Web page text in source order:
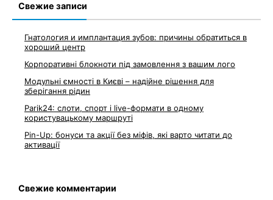
Свежие записи
Гнатология и имплантация зубов: причины обратиться в
хороший центр
Корпоративні блокноти під замовлення з вашим лого
Модульні ємності в Києві – надійне рішення для
зберігання рідин
Parik24: слоти, спорт і live-формати в одному
користувацькому маршруті
Pin-Up: бонуси та акції без міфів, які варто читати до
активації
Свежие комментарии